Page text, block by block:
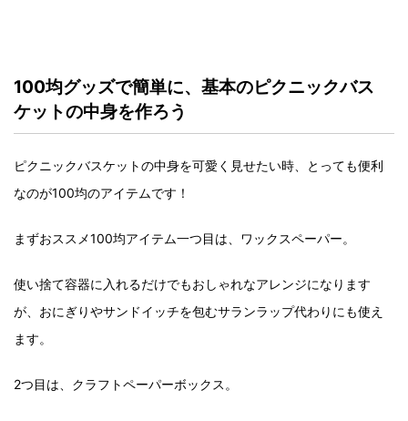
100均グッズで簡単に、基本のピクニックバス
ケットの中身を作ろう
ピクニックバスケットの中身を可愛く見せたい時、とっても便利
なのが100均のアイテムです！
まずおススメ100均アイテム一つ目は、ワックスペーパー。
使い捨て容器に入れるだけでもおしゃれなアレンジになります
が、おにぎりやサンドイッチを包むサランラップ代わりにも使え
ます。
2つ目は、クラフトペーパーボックス。